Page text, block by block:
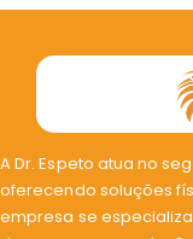
A Dr. Espeto atua no
oferecendo soluções
empresa se